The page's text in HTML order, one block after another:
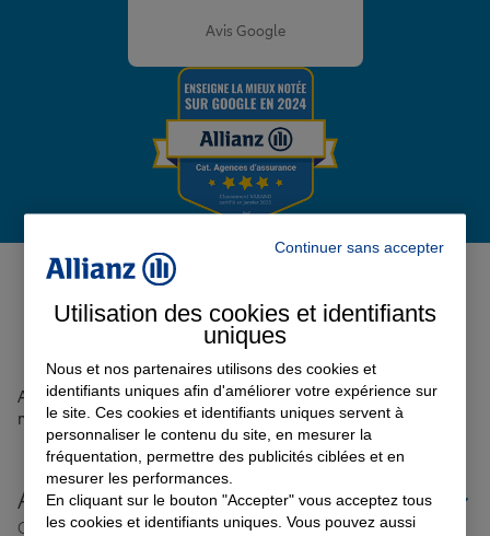
Transmission
Départ à la retraite
Préparer l’avenir
Assurance habitation
Le Pack Famille
Garantie des accidents de la vie
Assurance scolaire
Protection juridique
Retraite
Allianz en France
Avis Google
Avis de l'agence Agence
MEXIMIEUX 0
Avis sur une période de 6 mois
Aucun avis sur votre agence n'a été retrouvé pour le
moment
Allianz proche de chez vous
Où que vous soyez en France, nos agences Allianz sont
Continuer sans accepter
Utilisation des cookies et identifiants
uniques
Nous et nos partenaires utilisons des cookies et
identifiants uniques afin d'améliorer votre expérience sur
le site. Ces cookies et identifiants uniques servent à
personnaliser le contenu du site, en mesurer la
fréquentation, permettre des publicités ciblées et en
mesurer les performances.
En cliquant sur le bouton "Accepter" vous acceptez tous
les cookies et identifiants uniques. Vous pouvez aussi